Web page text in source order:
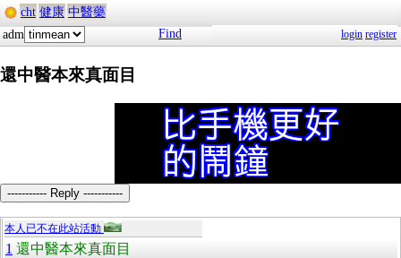
cht 健康 中醫藥
adm
Find login register
還中醫本來真面目
----------- Reply -----------
本人已不在此站活動
1 還中醫本來真面目